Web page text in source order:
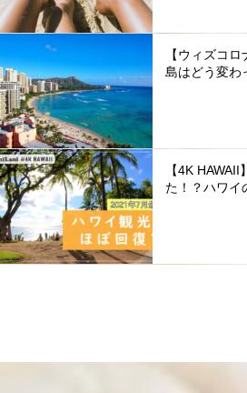
【ウィズコ
島はどう変わ
【4K
た！？ハワイ